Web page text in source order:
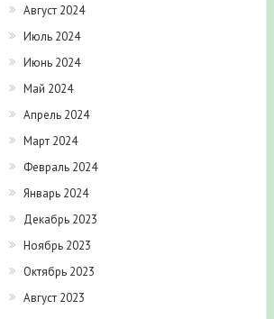
Август 2024
Июль 2024
Июнь 2024
Май 2024
Апрель 2024
Март 2024
Февраль 2024
Январь 2024
Декабрь 2023
Ноябрь 2023
Октябрь 2023
Август 2023